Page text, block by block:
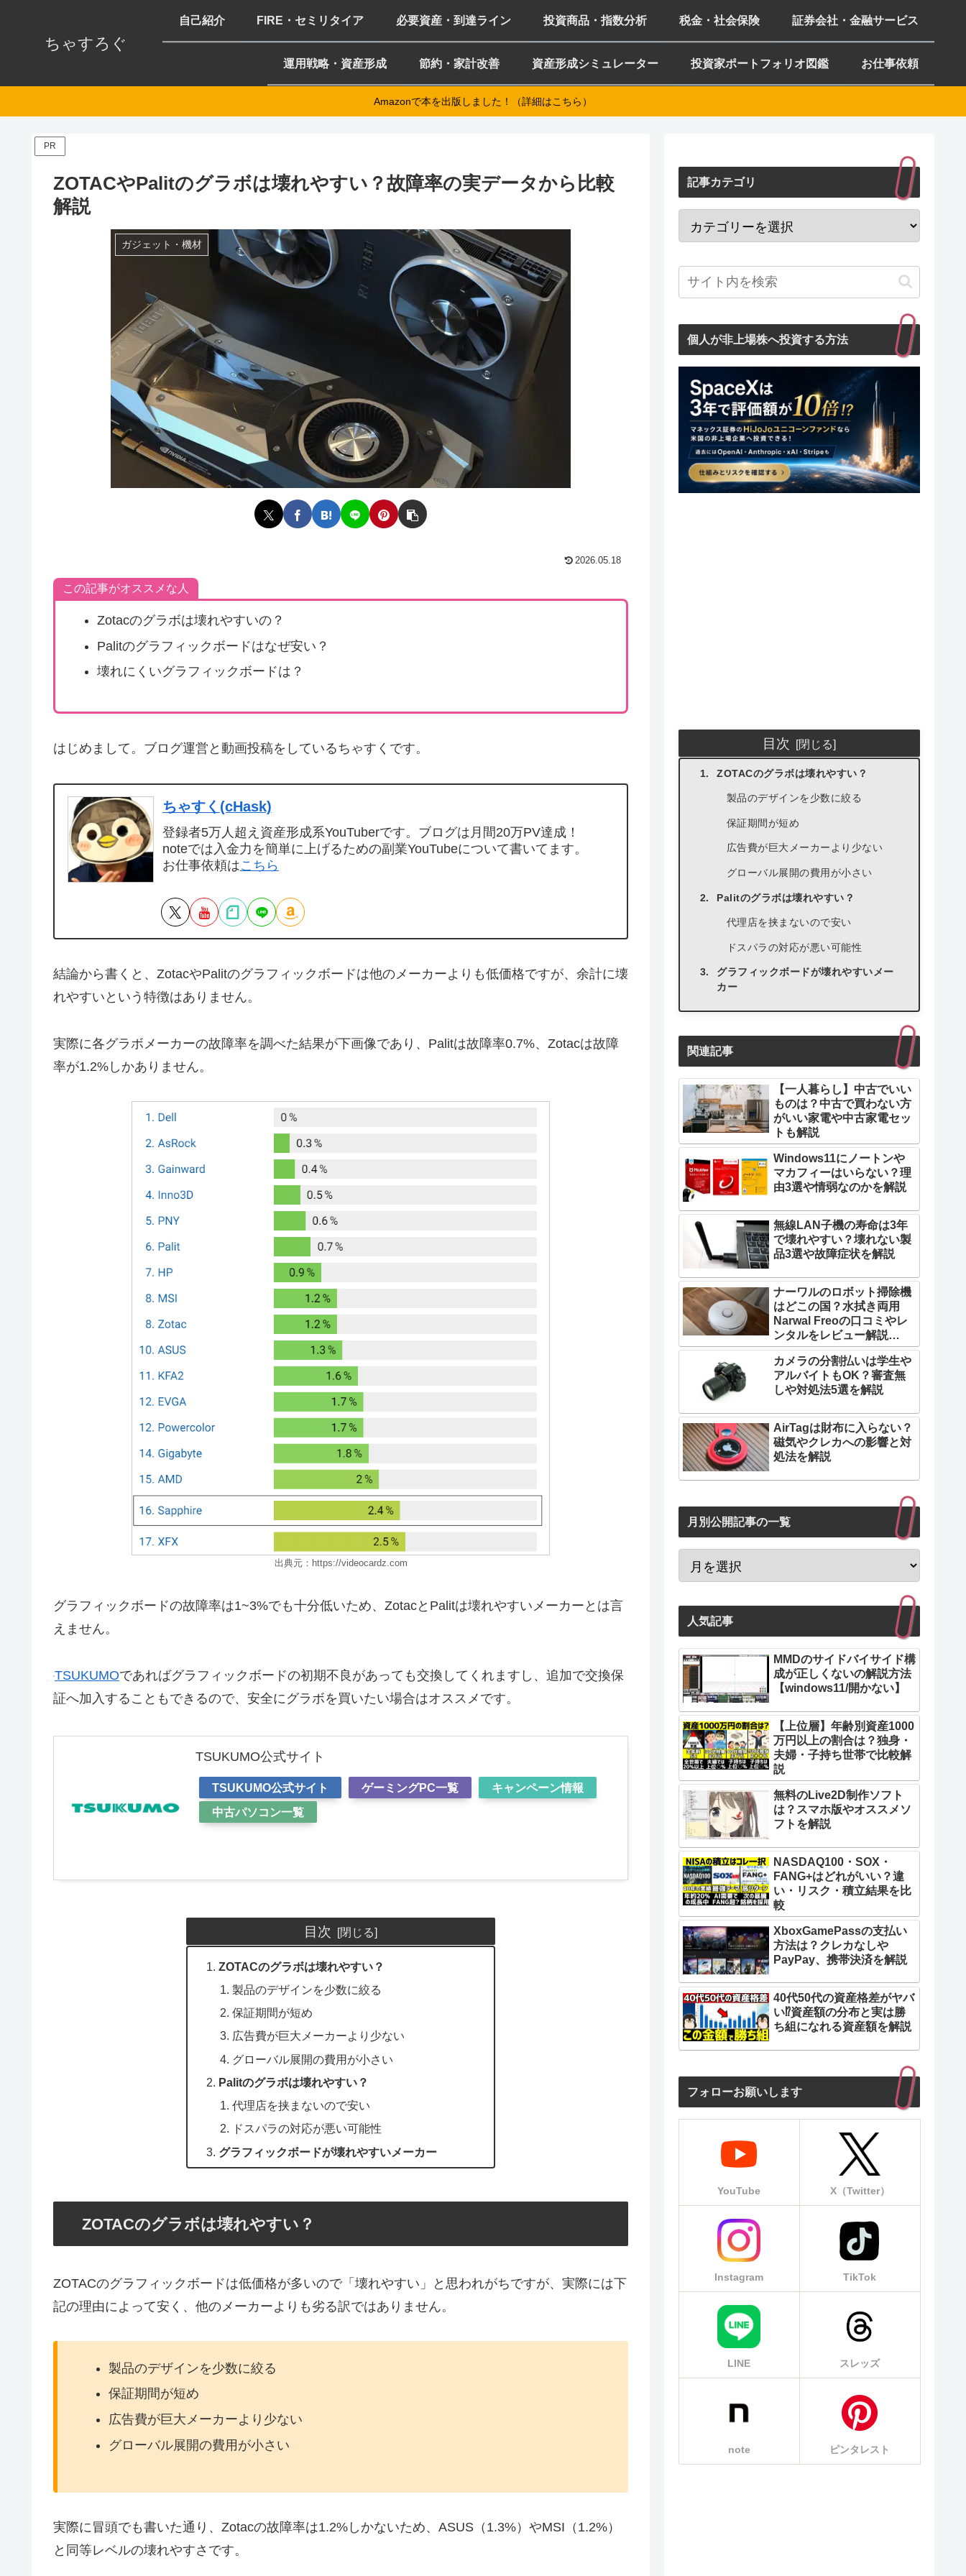
ちゃすろぐ
自己紹介 FIRE・セミリタイア 必要資産・到達ライン 投資商品・指数分析 税金・社会保険 証券会社・金融サービス
運用戦略・資産形成 節約・家計改善 資産形成シミュレーター 投資家ポートフォリオ図鑑 お仕事依頼
Amazonで本を出版しました！（詳細はこちら）
PR
ZOTACやPalitのグラボは壊れやすい？故障率の実データから比較
解説
ガジェット・機材
2026.05.18
この記事がオススメな人
Zotacのグラボは壊れやすいの？
Palitのグラフィックボードはなぜ安い？
壊れにくいグラフィックボードは？
はじめまして。ブログ運営と動画投稿をしているちゃすくです。
ちゃすく(cHask)
登録者5万人超え資産形成系YouTuberです。ブログは月間20万PV達成！
noteでは入金力を簡単に上げるための副業YouTubeについて書いてます。
お仕事依頼はこちら
結論から書くと、ZotacやPalitのグラフィックボードは他のメーカーよりも低価格ですが、余計に壊
れやすいという特徴はありません。
実際に各グラボメーカーの故障率を調べた結果が下画像であり、Palitは故障率0.7%、Zotacは故障
率が1.2%しかありません。
出典元：https://videocardz.com
グラフィックボードの故障率は1~3%でも十分低いため、ZotacとPalitは壊れやすいメーカーとは言
えません。
TSUKUMOであればグラフィックボードの初期不良があっても交換してくれますし、追加で交換保
証へ加入することもできるので、安全にグラボを買いたい場合はオススメです。
TSUKUMO公式サイト
TSUKUMO公式サイト ゲーミングPC一覧
キャンペーン情報
中古パソコン一覧
目次
ZOTACのグラボは壊れやすい？
製品のデザインを少数に絞る
保証期間が短め
広告費が巨大メーカーより少ない
グローバル展開の費用が小さい
Palitのグラボは壊れやすい？
代理店を挟まないので安い
ドスパラの対応が悪い可能性
グラフィックボードが壊れやすいメーカー
ZOTACのグラボは壊れやすい？
ZOTACのグラフィックボードは低価格が多いので「壊れやすい」と思われがちですが、実際には下
記の理由によって安く、他のメーカーよりも劣る訳ではありません。
製品のデザインを少数に絞る
保証期間が短め
広告費が巨大メーカーより少ない
グローバル展開の費用が小さい
実際に冒頭でも書いた通り、Zotacの故障率は1.2%しかないため、ASUS（1.3%）やMSI（1.2%）
と同等レベルの壊れやすさです。
記事カテゴリ
個人が非上場株へ投資する方法
目次
ZOTACのグラボは壊れやすい？
製品のデザインを少数に絞る
保証期間が短め
広告費が巨大メーカーより少ない
グローバル展開の費用が小さい
Palitのグラボは壊れやすい？
代理店を挟まないので安い
ドスパラの対応が悪い可能性
グラフィックボードが壊れやすいメー
カー
関連記事
【一人暮らし】中古でいい
ものは？中古で買わない方
がいい家電や中古家電セッ
トも解説
Windows11にノートンや
マカフィーはいらない？理
由3選や情弱なのかを解説
無線LAN子機の寿命は3年
で壊れやすい？壊れない製
品3選や故障症状を解説
ナーワルのロボット掃除機
はどこの国？水拭き両用
Narwal Freoの口コミやレ
ンタルをレビュー解説
【PR】
カメラの分割払いは学生や
アルバイトもOK？審査無
しや対処法5選を解説
AirTagは財布に入らない？
磁気やクレカへの影響と対
処法を解説
月別公開記事の一覧
人気記事
MMDのサイドバイサイド構
成が正しくないの解説方法
【windows11/開かない】
【上位層】年齢別資産1000
万円以上の割合は？独身・
夫婦・子持ち世帯で比較解
説
無料のLive2D制作ソフト
は？スマホ版やオススメソ
フトを解説
NASDAQ100・SOX・
FANG+はどれがいい？違
い・リスク・積立結果を比
較
XboxGamePassの支払い
方法は？クレカなしや
PayPay、携帯決済を解説
40代50代の資産格差がヤバ
い⁉︎資産額の分布と実は勝
ち組になれる資産額を解説
フォローお願いします
YouTube X（Twitter）
Instagram TikTok
LINE スレッズ
note ピンタレスト